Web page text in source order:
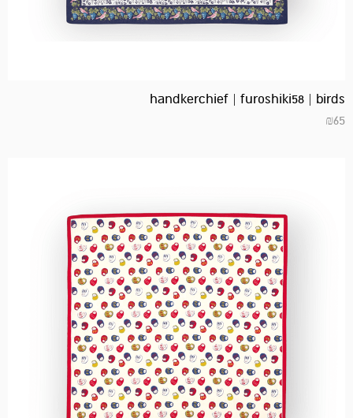
handkerchief | furoshiki58 | birds
₪65